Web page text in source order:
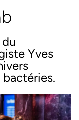
Yves